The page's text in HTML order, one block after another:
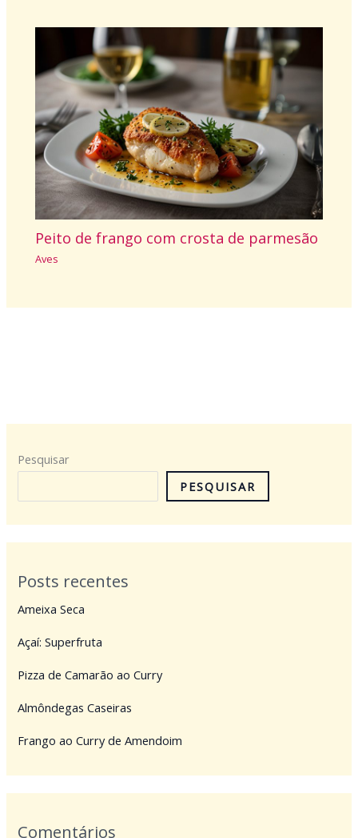
Peito de frango com crosta de parmesão
Aves
Pesquisar
PESQUISAR
Posts recentes
Ameixa Seca
Açaí: Superfruta
Pizza de Camarão ao Curry
Almôndegas Caseiras
Frango ao Curry de Amendoim
Comentários